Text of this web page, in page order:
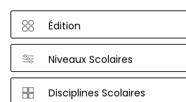
Édition
Niveaux Scolaires
Disciplines Scolaires